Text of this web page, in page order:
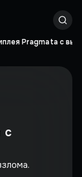
Pragmata с
с